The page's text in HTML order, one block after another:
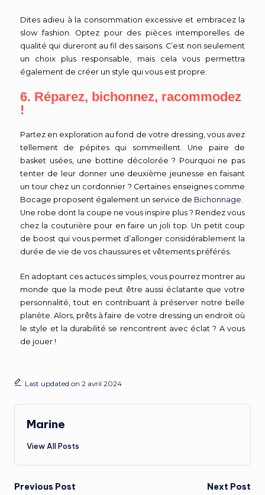
Dites adieu à la consommation excessive et embracez la
slow fashion. Optez pour des pièces intemporelles de
qualité qui dureront au fil des saisons. C’est non seulement
un choix plus responsable, mais cela vous permettra
également de créer un style qui vous est propre.
6. Réparez, bichonnez, racommodez
!
Partez en exploration au fond de votre dressing, vous avez
tellement de pépites qui sommeillent. Une paire de
basket usées, une bottine décolorée ? Pourquoi ne pas
tenter de leur donner une deuxième jeunesse en faisant
un tour chez un cordonnier ? Certaines enseignes comme
Bocage proposent également un service de Bichonnage.
Une robe dont la coupe ne vous inspire plus ? Rendez vous
chez la couturière pour en faire un joli top. Un petit coup
de boost qui vous permet d’allonger considérablement la
durée de vie de vos chaussures et vêtements préférés.
En adoptant ces actuces simples, vous pourrez montrer au
monde que la mode peut être aussi éclatante que votre
personnalité, tout en contribuant à préserver notre belle
planète. Alors, prêts à faire de votre dressing un endroit où
le style et la durabilité se rencontrent avec éclat ? A vous
de jouer !
Last updated on 2 avril 2024
Marine
View All Posts
Previous Post Next Post